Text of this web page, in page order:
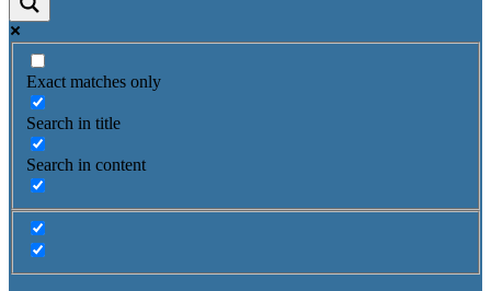
Exact matches only
Search in title
Search in content